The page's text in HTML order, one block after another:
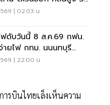
| 02:03 น.
ฟดับวันนี้ 8 ส.ค.69 กฟน.
ายไฟ กทม. นนนทบุรี
าการ| 22:00 น.
รบินไทยเล็งเห็นความ